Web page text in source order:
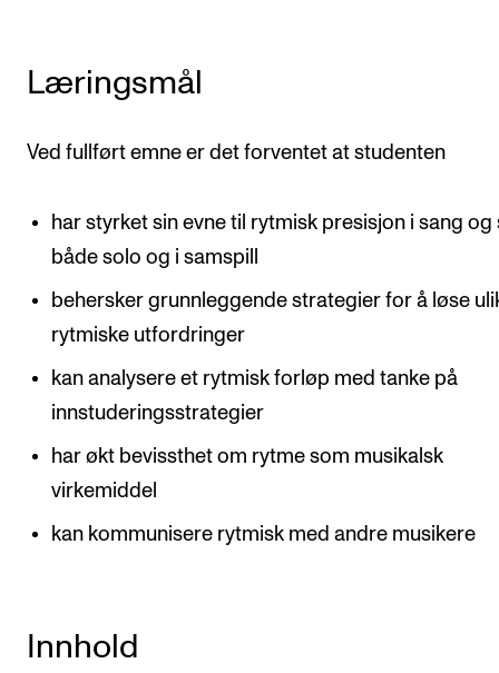
Arrangementer og konserter
Ledige stillinger
INFO
Om Norges musikkhøgskole
Kontakt oss
Finn ansatte
For ansatte og studenter
Læringsmål
Ved fullført emne er det forventet at studenten
har styrket sin evne til rytmisk presisjon i sang og
både solo og i samspill
behersker grunnleggende strategier for å løse
rytmiske utfordringer
kan analysere et rytmisk forløp med tanke på
innstuderingsstrategier
har økt bevissthet om rytme som musikalsk
virkemiddel
kan kommunisere rytmisk med andre musikere
Innhold